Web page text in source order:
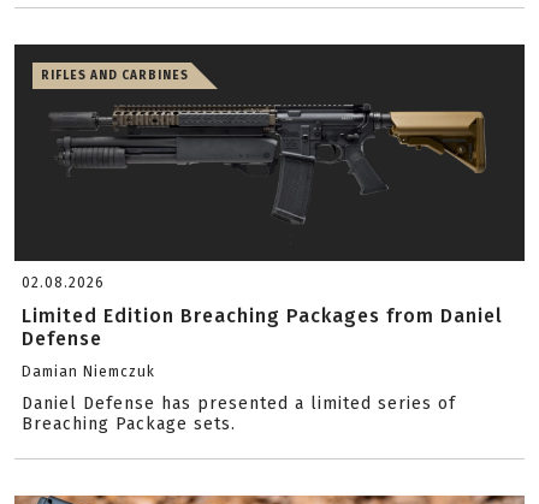
RIFLES AND CARBINES
02.08.2026
Limited Edition Breaching Packages from Daniel
Defense
Damian Niemczuk
Daniel Defense has presented a limited series of
Breaching Package sets.